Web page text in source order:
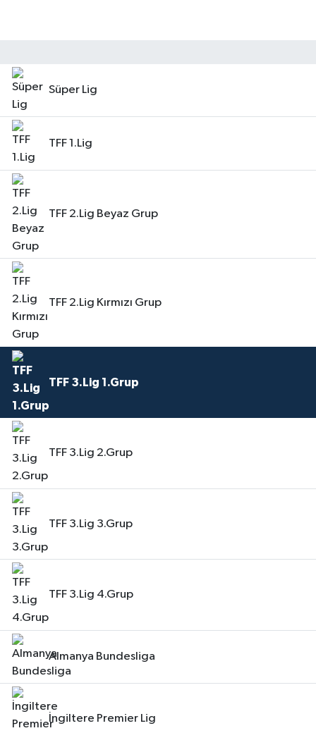
Süper Lig
TFF 1.Lig
TFF 2.Lig Beyaz Grup
TFF 2.Lig Kırmızı Grup
TFF 3.Lig 1.Grup
TFF 3.Lig 2.Grup
TFF 3.Lig 3.Grup
TFF 3.Lig 4.Grup
Almanya Bundesliga
İngiltere Premier Lig